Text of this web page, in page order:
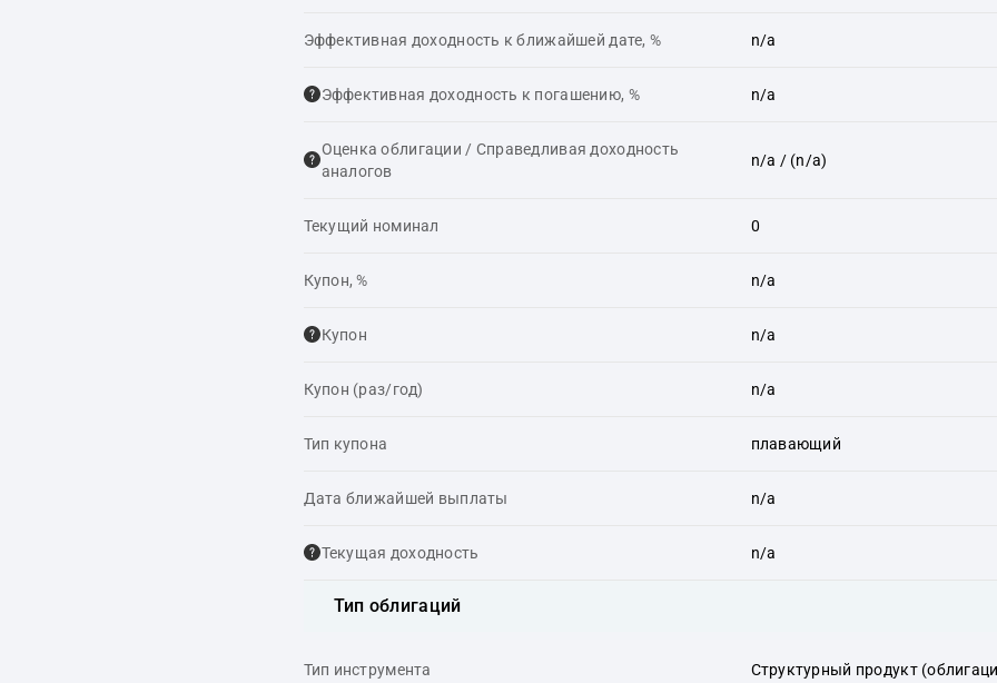
Эффективная доходность к ближайшей дате, % n/a
Эффективная доходность к погашению, % n/a
Оценка облигации / Справедливая доходность
аналогов
n/a / (n/a)
Текущий номинал 0
Купон, % n/a
Купон n/a
Купон (раз/год) n/a
Тип купона плавающий
Дата ближайшей выплаты n/a
Текущая доходность n/a
Тип облигаций
Тип инструмента Структурный продукт